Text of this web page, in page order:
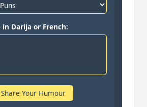
Darija or French:
Share Your Humour